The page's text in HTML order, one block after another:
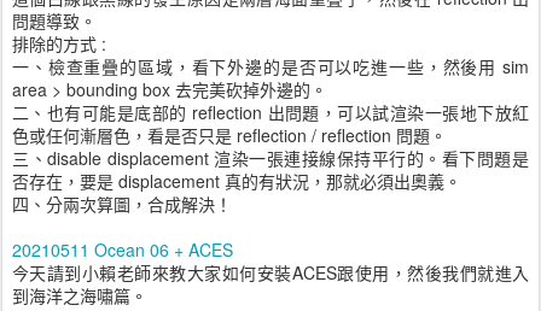
問題導致。
排除的方式 :
一、檢查重疊的區域，看下外邊的是否可以吃進一些，然後用 sim
area > bounding box 去完美砍掉外邊的。
二、也有可能是底部的 reflection 出問題，可以試渲染一張地下放紅
色或任何漸層色，看是否只是 reflection / reflection 問題。
三、disable displacement 渲染一張連接線保持平行的。看下問題是
否存在，要是 displacement 真的有狀況，那就必須出奧義。
四、分兩次算圖，合成解決！
20210511 Ocean 06 + ACES
今天請到小賴老師來教大家如何安裝ACES跟使用，然後我們就進入
到海洋之海嘯篇。